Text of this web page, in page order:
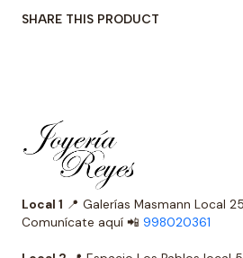
SHARE THIS PRODUCT
Local 1 📍 Galerías Masmann
Comunícate aquí 📲 998020361